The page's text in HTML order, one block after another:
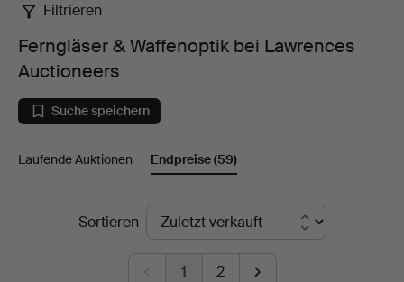
Ferngläser
Waffenoptik
bei
Auctioneers
Filtrieren
Ferngläser & Waffenoptik bei Lawrences
Auctioneers
Suche speichern
Laufende Auktionen Endpreise(59)
EndpreiseSortieren
1 2